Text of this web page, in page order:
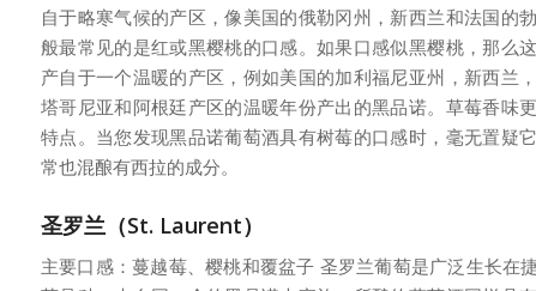
自于略寒气候的产区，像美国的俄勒冈州，新西兰和法国的
般最常见的是红或黑樱桃的口感。如果口感似黑樱桃，那么
产自于一个温暖的产区，例如美国的加利福尼亚州，新西兰
塔哥尼亚和阿根廷产区的温暖年份产出的黑品诺。草莓香味
特点。当您发现黑品诺葡萄酒具有树莓的口感时，毫无置疑
常也混酿有西拉的成分。
圣罗兰（St. Laurent）
主要口感：蔓越莓、樱桃和覆盆子 圣罗兰葡萄是广泛生长在